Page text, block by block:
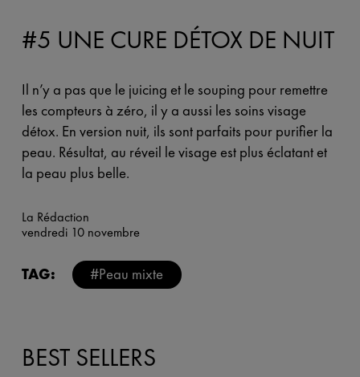
#5 UNE CURE DÉTOX DE NUIT
Il n’y a pas que le juicing et le souping pour remettre
les compteurs à zéro, il y a aussi les soins visage
détox. En version nuit, ils sont parfaits pour purifier la
peau. Résultat, au réveil le visage est plus éclatant et
la peau plus belle.
La Rédaction
vendredi 10 novembre
TAG: #Peau mixte
BEST SELLERS